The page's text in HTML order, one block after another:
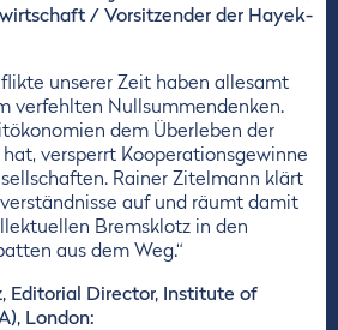
/ Vorsitzender der Hayek-
unserer Zeit haben allesamt
verfehlten Nullsummendenken.
dem Überleben der
versperrt Kooperationsgewinne
Rainer Zitelmann klärt
auf und räumt damit
Bremsklotz in den
aus dem Weg.“
Editorial Director, Institute of
London: